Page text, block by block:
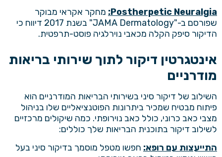
Postherpetic Neuralgia: מחקר אקראי מבוקר
שפורסם ב-"JAMA Dermatology" בשנת 2017 דיווח כי
הדיקור סיפק הקלה מכאבי נוירלגיה פוסט-תרפטית.
אינטגרטין דיקור לתוך שירותי בריאות
מודרניים
השילוב של דיקור סיני בשירותי הבריאות המודרניים הוא
פיתוח מבטיח שמכיר ביתרונות הפוטנציאליים שלו בניהול
מצבי כאב כרוני, כולל כאב נוירופתי. כמה שיקולים מרכזיים
לשילוב דיקור בתוכנית הבריאות שלך כוללים:
התייעצות עם רופא: חפשו מטפל מוסמך בדיקור סיני בעל